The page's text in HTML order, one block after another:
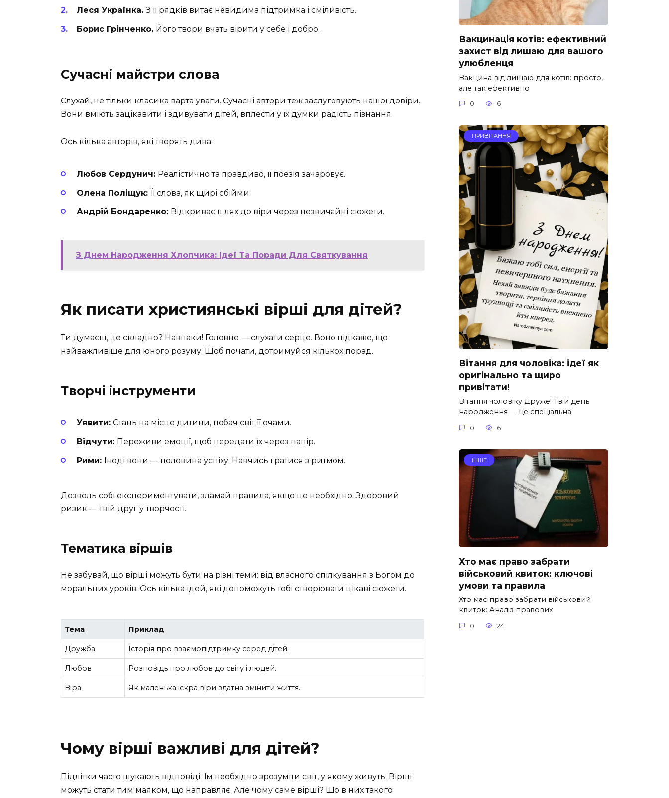
Леся Українка.З її рядків витає невидима підтримка і сміливість.
Борис Грінченко. Його твори вчать вірити у себе і добро.
Сучасні майстри слова
Слухай, не тільки класика варта уваги. Сучасні автори теж заслуговують нашої довіри.
Вони вміють зацікавити і здивувати дітей, вплести у їх думки радість пізнання.
Ось кілька авторів, які творять дива:
Любов Сердунич: Реалістично та правдиво, її поезія зачаровує.
Олена Поліщук: Її слова, як щирі обійми.
Андрій Бондаренко: Відкриває шлях до віри через незвичайні сюжети.
З Днем Народження Хлопчика: Ідеї Та Поради Для Святкування
Як писати християнські вірші для дітей?
Ти думаєш, це складно? Навпаки! Головне — слухати серце. Воно підкаже, що
найважливіше для юного розуму. Щоб почати, дотримуйся кількох порад.
Творчі інструменти
Уявити: Стань на місце дитини, побач світ її очами.
Відчути: Переживи емоції, щоб передати їх через папір.
Рими: Іноді вони — половина успіху. Навчись гратися з ритмом.
Дозволь собі експериментувати, зламай правила, якщо це необхідно. Здоровий
ризик — твій друг у творчості.
Тематика віршів
Не забувай, що вірші можуть бути на різні теми: від власного спілкування з Богом до
моральних уроків. Ось кілька ідей, які допоможуть тобі створювати цікаві сюжети.
Тема Приклад
Дружба Історія про взаємопідтримку серед дітей.
Любов Розповідь про любов до світу і людей.
Віра Як маленька іскра віри здатна змінити життя.
Чому вірші важливі для дітей?
Підлітки часто шукають відповіді. Їм необхідно зрозуміти світ, у якому живуть. Вірші
можуть стати тим маяком, що направляє. Але чому саме вірші? Що в них такого
Вакцинація котів: ефективний
захист від лишаю для вашого
улюбленця
Вакцина від лишаю для котів: просто,
але так ефективно
0 6
ПРИВІТАННЯ
Вітання для чоловіка: ідеї як
оригінально та щиро
привітати!
Вітання чоловіку Друже! Твій день
народження — це спеціальна
0 6
ІНШЕ
Хто має право забрати
військовий квиток: ключові
умови та правила
Хто має право забрати військовий
квиток: Аналіз правових
0 24